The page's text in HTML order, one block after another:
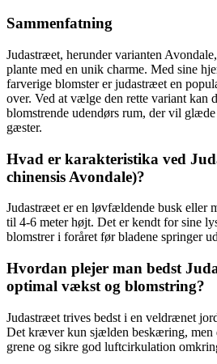
Sammenfatning
Judastræet, herunder varianten
plante med en unik charme. Med sine
farverige blomster er judastræet en
over. Ved at vælge den rette variant kan
blomstrende udendørs rum, der vil
gæster.
Hvad er karakteristika ved
chinensis Avondale)?
Judastræet er en løvfældende busk eller
til 4-6 meter højt. Det er kendt for sine
blomstrer i foråret før bladene springer
Hvordan plejer man bedst
optimal vækst og blomstring?
Judastræet trives bedst i en veldrænet
Det kræver kun sjælden beskæring, men
grene og sikre god luftcirkulation